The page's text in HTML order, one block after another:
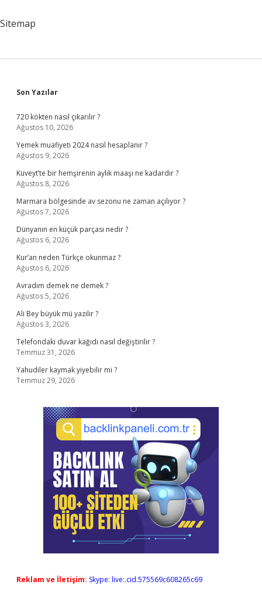
Sitemap
Sidebar
Son Yazılar
720 kökten nasıl çıkarılır ?
Ağustos 10, 2026
Yemek muafiyeti 2024 nasıl hesaplanır ?
Ağustos 9, 2026
Kuveyt’te bir hemşirenin aylık maaşı ne kadardır ?
Ağustos 8, 2026
Marmara bölgesinde av sezonu ne zaman açılıyor ?
Ağustos 7, 2026
Dünyanın en küçük parçası nedir ?
Ağustos 6, 2026
Kur’an neden Türkçe okunmaz ?
Ağustos 6, 2026
Avradım demek ne demek ?
Ağustos 5, 2026
Ali Bey büyük mü yazılır ?
Ağustos 3, 2026
Telefondaki duvar kağıdı nasıl değiştirilir ?
Temmuz 31, 2026
Yahudiler kaymak yiyebilir mi ?
Temmuz 29, 2026
Reklam ve İletişim: Skype: live:.cid.575569c608265c69